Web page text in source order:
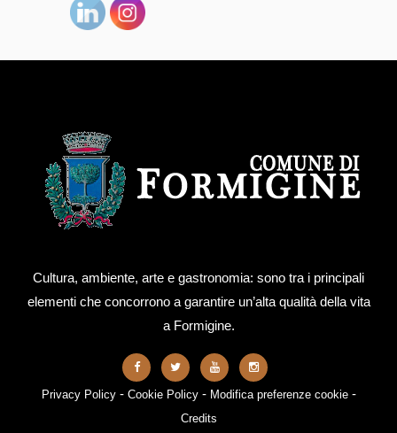
Cultura, ambiente, arte e gastronomia: sono tra i principali
elementi che concorrono a garantire un’alta qualità della vita
a Formigine.
Privacy Policy- Cookie Policy- Modifica preferenze cookie-
Credits